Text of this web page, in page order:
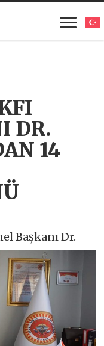
DR.
14
Başkanı Dr.